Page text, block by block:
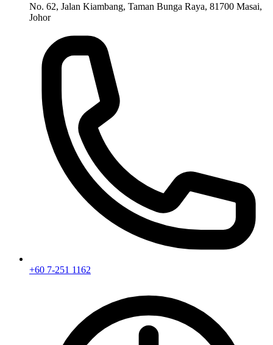
No. 62, Jalan Kiambang, Taman Bunga Raya, 81700 Masai,
Johor
+60 7-251 1162